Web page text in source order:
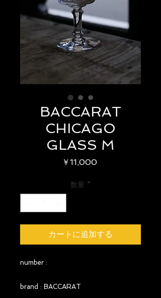
BACCARAT
CHICAGO
GLASS M
￥11,000価
数量 *
カートに追加する
number :
brand : BACCARAT